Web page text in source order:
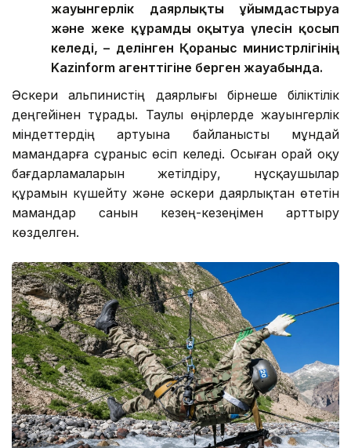
жауынгерлік даярлықты ұйымдастыруға
және жеке құрамды оқытуға үлесін қосып
келеді, – делінген Қорғаныс министрлігінің
Kazinform агенттігіне берген жауабында.
Әскери альпинистің даярлығы бірнеше біліктілік
деңгейінен тұрады. Таулы өңірлерде жауынгерлік
міндеттердің артуына байланысты мұндай
мамандарға сұраныс өсіп келеді. Осыған орай оқу
бағдарламаларын жетілдіру, нұсқаушылар
құрамын күшейту және әскери даярлықтан өтетін
мамандар санын кезең-кезеңімен арттыру
көзделген.